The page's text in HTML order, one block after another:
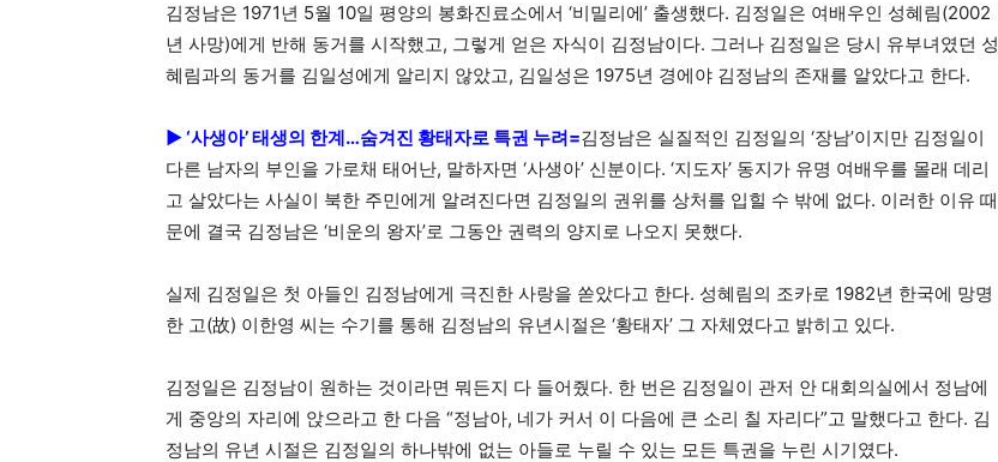
김정남은 1971년 5월 10일 평양의 봉화진료소에서 ‘비밀리에’ 출생했다. 김정일은 여배우인 성혜림(2002
년 사망)에게 반해 동거를 시작했고, 그렇게 얻은 자식이 김정남이다. 그러나 김정일은 당시 유부녀였던 성
혜림과의 동거를 김일성에게 알리지 않았고, 김일성은 1975년 경에야 김정남의 존재를 알았다고 한다.
► ‘사생아’ 태생의 한계…숨겨진 황태자로 특권 누려=김정남은 실질적인 김정일의 ‘장남’이지만 김정일이
다른 남자의 부인을 가로채 태어난, 말하자면 ‘사생아’ 신분이다. ‘지도자’ 동지가 유명 여배우를 몰래 데리
고 살았다는 사실이 북한 주민에게 알려진다면 김정일의 권위를 상처를 입힐 수 밖에 없다. 이러한 이유 때
문에 결국 김정남은 ‘비운의 왕자’로 그동안 권력의 양지로 나오지 못했다.
실제 김정일은 첫 아들인 김정남에게 극진한 사랑을 쏟았다고 한다. 성혜림의 조카로 1982년 한국에 망명
한 고(故) 이한영 씨는 수기를 통해 김정남의 유년시절은 ‘황태자’ 그 자체였다고 밝히고 있다.
김정일은 김정남이 원하는 것이라면 뭐든지 다 들어줬다. 한 번은 김정일이 관저 안 대회의실에서 정남에
게 중앙의 자리에 앉으라고 한 다음 “정남아, 네가 커서 이 다음에 큰 소리 칠 자리다”고 말했다고 한다. 김
정남의 유년 시절은 김정일의 하나밖에 없는 아들로 누릴 수 있는 모든 특권을 누린 시기였다.